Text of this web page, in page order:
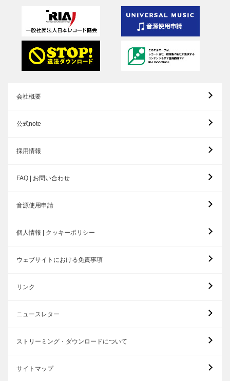
会社概要
公式note
採用情報
FAQ | お問い合わせ
音源使用申請
個人情報 | クッキーポリシー
ウェブサイトにおける免責事項
リンク
ニュースレター
ストリーミング・ダウンロードについて
サイトマップ